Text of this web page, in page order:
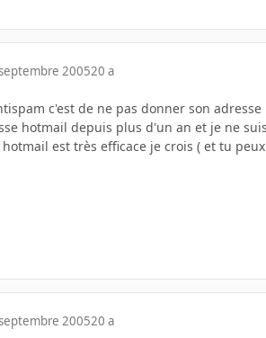
200520 a
c'est de ne pas donner son
hotmail depuis plus d'un an et je ne
est très efficace je crois ( et tu
200520 a